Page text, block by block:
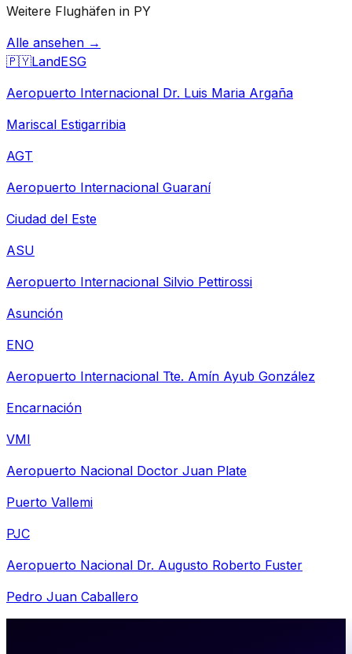
Weitere Flughäfen in PY
Alle ansehen →
🇵🇾LandESG
Aeropuerto Internacional Dr. Luis Maria Argaña
Mariscal Estigarribia
AGT
Aeropuerto Internacional Guaraní
Ciudad del Este
ASU
Aeropuerto Internacional Silvio Pettirossi
Asunción
ENO
Aeropuerto Internacional Tte. Amín Ayub González
Encarnación
VMI
Aeropuerto Nacional Doctor Juan Plate
Puerto Vallemi
PJC
Aeropuerto Nacional Dr. Augusto Roberto Fuster
Pedro Juan Caballero